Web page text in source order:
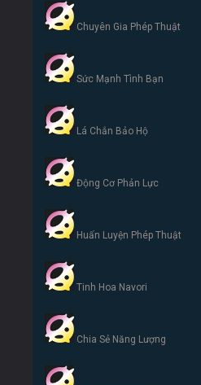
Chuyên Gia Phép Thuật
Sức Mạnh Tình Bạn
Lá Chắn Bảo Hộ
Động Cơ Phản Lực
Huấn Luyện Phép Thuật
Tinh Hoa Navori
Chia Sẻ Năng Lượng